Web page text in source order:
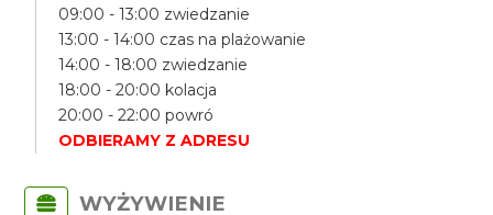
09:00 - 13:00 zwiedzanie
13:00 - 14:00 czas na plażowanie
14:00 - 18:00 zwiedzanie
18:00 - 20:00 kolacja
20:00 - 22:00 powró
ODBIERAMY Z ADRESU
WYŻYWIENIE